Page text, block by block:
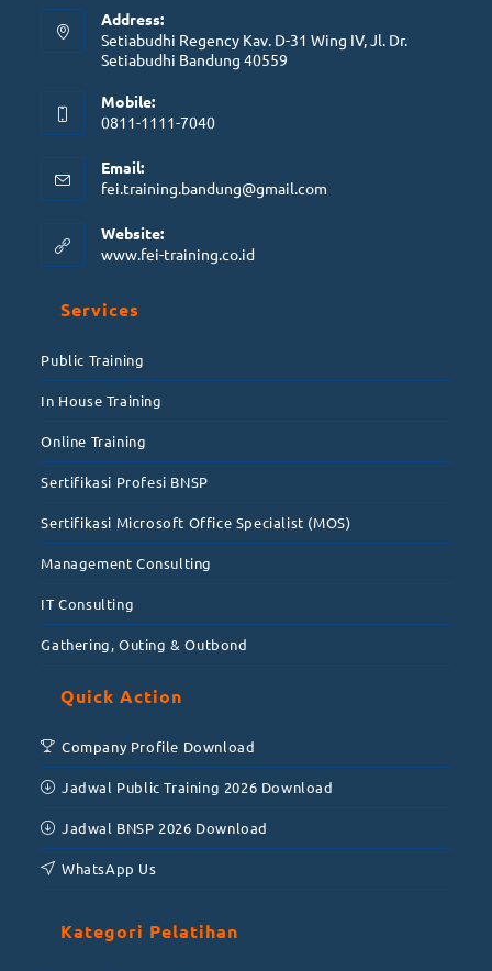
Address:
Setiabudhi Regency Kav. D-31 Wing IV, Jl. Dr.
Setiabudhi Bandung 40559
Mobile:
0811-1111-7040
Email:
fei.training.bandung@gmail.com
Website:
www.fei-training.co.id
Services
Public Training
In House Training
Online Training
Sertifikasi Profesi BNSP
Sertifikasi Microsoft Office Specialist (MOS)
Management Consulting
IT Consulting
Gathering, Outing & Outbond
Quick Action
Company Profile Download
Jadwal Public Training 2026 Download
Jadwal BNSP 2026 Download
WhatsApp Us
Kategori Pelatihan